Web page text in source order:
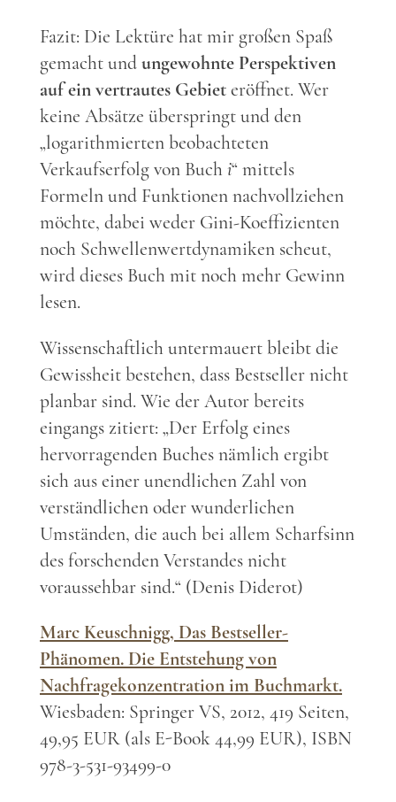
Fazit: Die Lektüre hat mir großen Spaß
gemacht undungewohnte Perspektiven
auf ein vertrautes Gebieteröffnet. Wer
keine Absätze überspringt und den
„logarithmierten beobachteten
Verkaufserfolg von Buch i“ mittels
Formeln und Funktionen nachvollziehen
möchte, dabei weder Gini-Koeffizienten
noch Schwellenwertdynamiken scheut,
wird dieses Buch mit noch mehr Gewinn
lesen.
Wissenschaftlich untermauert bleibt die
Gewissheit bestehen, dass Bestseller nicht
planbar sind. Wie der Autor bereits
eingangs zitiert: „Der Erfolg eines
hervorragenden Buches nämlich ergibt
sich aus einer unendlichen Zahl von
verständlichen oder wunderlichen
Umständen, die auch bei allem Scharfsinn
des forschenden Verstandes nicht
voraussehbar sind.“ (Denis Diderot)
Marc Keuschnigg, Das Bestseller-
Phänomen. Die Entstehung von
Nachfragekonzentration im Buchmarkt.
Wiesbaden: Springer VS, 2012, 419 Seiten,
49,95 EUR (als E-Book 44,99 EUR), ISBN
978-3-531-93499-0